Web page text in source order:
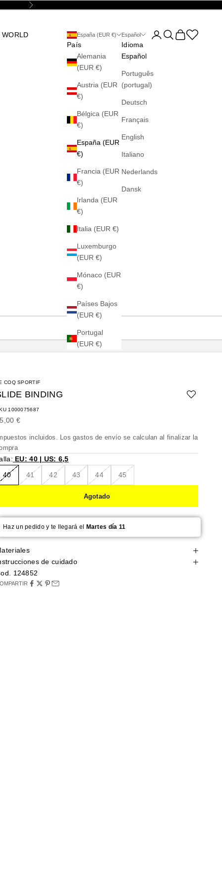
Siguiente
WORLD España (EUR €)
País
Alemania
(EUR €)
Austria (EUR
€)
Bélgica (EUR
€)
España (EUR
€)
Francia (EUR
€)
Irlanda (EUR
€)
Italia (EUR €)
Luxemburgo
(EUR €)
Mónaco (EUR
€)
Países Bajos
(EUR €)
Portugal
(EUR €)
Español
Idioma
Español
Português
(portugal)
Deutsch
Français
English
Italiano
Nederlands
Dansk
Abrir página de la
Abrir búsqueda
Abrir cesta
Abrir la
COQ SPORTIF
BINDING
1000075687
de oferta
€
incluidos. Losgastos de envío se calculan al finalizar la
EU: 40 | US: 6,5
40 41 42 43 44 45
Agotado
Haz un pedido y te llegará el Martes día 11
de cuidado
124852